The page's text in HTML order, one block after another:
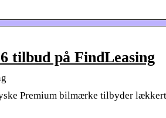
tilbud på FindLeasing
Premium bilmærke tilbyder lækkert